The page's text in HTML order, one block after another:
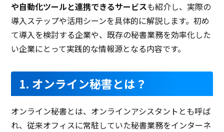
や自動化ツールと連携できるサービスも紹介し、実際の
導入ステップや活用シーンを具体的に解説します。初め
て導入を検討する企業や、既存の秘書業務を効率化した
い企業にとって実践的な情報源となる内容です。
1. オンライン秘書とは？
オンライン秘書とは、オンラインアシスタントとも呼ば
れ、従来オフィスに常駐していた秘書業務をインターネ